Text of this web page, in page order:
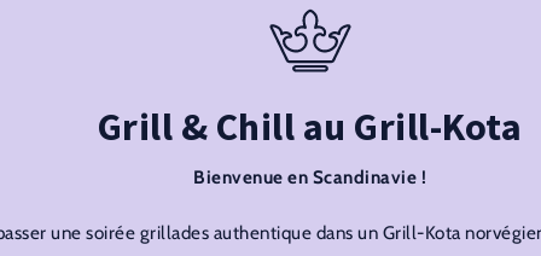
Grill & Chill au Grill-Kota
Bienvenue en Scandinavie !
une soirée grillades authentique dans un Grill-Kota